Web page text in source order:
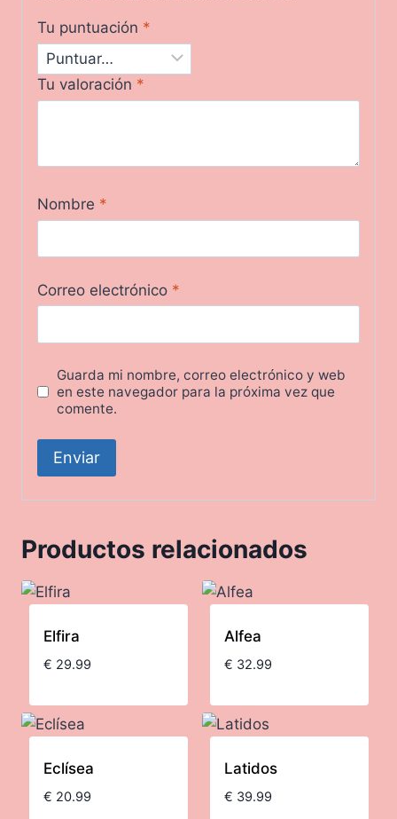
Tu puntuación *
Tu valoración *
Nombre *
Correo electrónico *
Guarda mi nombre, correo electrónico y web
en este navegador para la próxima vez que
comente.
Productos relacionados
Elfira
€ 29.99
Alfea
€ 32.99
Eclísea
€ 20.99
Latidos
€ 39.99